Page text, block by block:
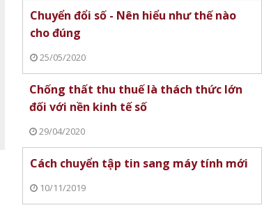
Chuyển đổi số - Nên hiểu như thế nào
cho đúng
25/05/2020
Chống thất thu thuế là thách thức lớn
đối với nền kinh tế số
29/04/2020
Cách chuyển tập tin sang máy tính mới
10/11/2019